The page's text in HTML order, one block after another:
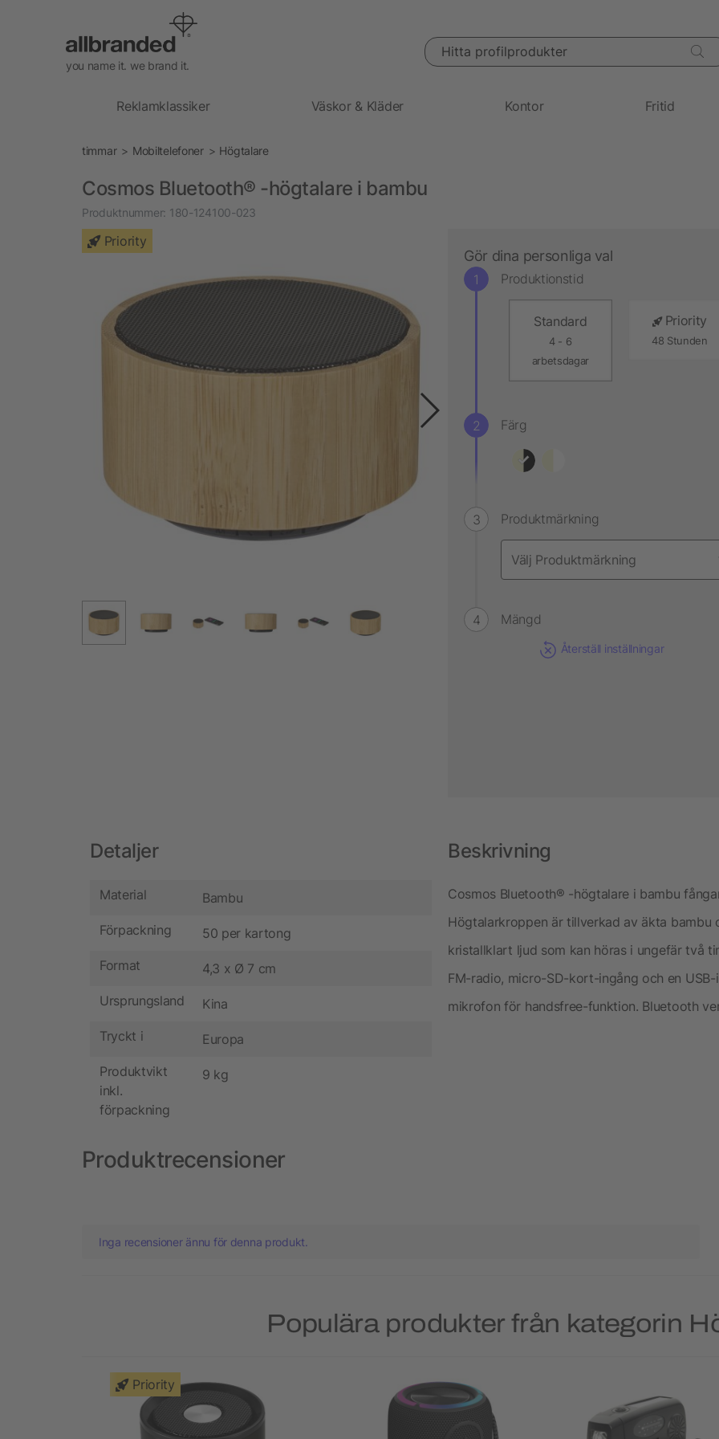
you name it. we brand it.
Hitta profilprodukter
Reklamklassiker Väskor & Kläder Kontor Fritid
timmar Mobiltelefoner Högtalare
Cosmos Bluetooth® -högtalare i bambu
Produktnummer: 180-124100-023
Priority
Gör dina personliga val
Produktionstid
Standard
4 - 6
arbetsdagar
Priority
48 Stunden
Färg
Produktmärkning
Mängd
Återställ inställningar
Detaljer
Material Bambu
Förpackning 50 per kartong
Format 4,3 x Ø 7 cm
Ursprungsland Kina
Tryckt i Europa
Produktvikt
inkl.
förpackning
9 kg
Beskrivning
Cosmos Bluetooth® -högtalare i bambu
Högtalarkroppen är tillverkad av äkta bambu
kristallklart ljud som kan höras i ungefär två
FM-radio, micro-SD-kort-ingång och en
mikrofon för handsfree-funktion. Bluetooth
Produktrecensioner
Inga recensioner ännu för denna produkt.
Populära produkter från kategorin
Priority